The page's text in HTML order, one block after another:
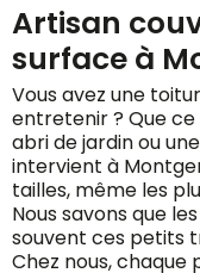
Artisan
surface à
Vous avez une
entretenir ? Que ce
abri de jardin ou
intervient à
tailles, même les
Nous savons que
souvent ces petits
Chez nous,